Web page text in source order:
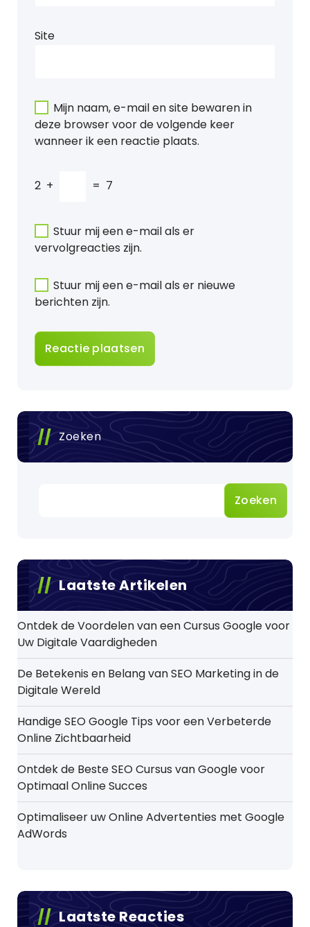
Site
Mijn naam, e-mail en site bewaren in
deze browser voor de volgende keer
wanneer ik een reactie plaats.
2 + = 7
Stuur mij een e-mail als er
vervolgreacties zijn.
Stuur mij een e-mail als er nieuwe
berichten zijn.
Zoeken
Zoeken
Laatste Artikelen
Ontdek de Voordelen van een Cursus Google voor
Uw Digitale Vaardigheden
De Betekenis en Belang van SEO Marketing in de
Digitale Wereld
Handige SEO Google Tips voor een Verbeterde
Online Zichtbaarheid
Ontdek de Beste SEO Cursus van Google voor
Optimaal Online Succes
Optimaliseer uw Online Advertenties met Google
AdWords
Laatste Reacties